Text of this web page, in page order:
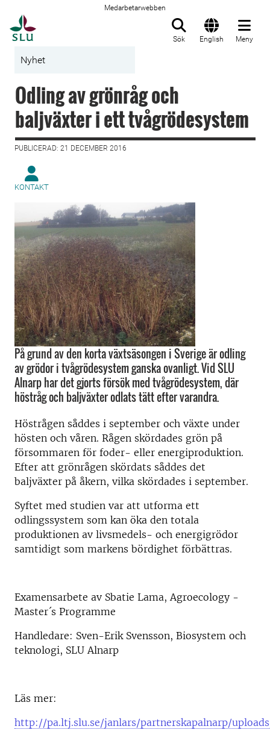
Medarbetarwebben
Sök English Meny
Nyhet
Odling av grönråg och
baljväxter i ett tvågrödesystem
PUBLICERAD: 21 DECEMBER 2016
KONTAKT
På grund av den korta växtsäsongen i Sverige är odling
av grödor i tvågrödesystem ganska ovanligt. Vid SLU
Alnarp har det gjorts försök med tvågrödesystem, där
höstråg och baljväxter odlats tätt efter varandra.
Höstrågen såddes i september och växte under
hösten och våren. Rågen skördades grön på
försommaren för foder- eller energiproduktion.
Efter att grönrågen skördats såddes det
baljväxter på åkern, vilka skördades i september.
Syftet med studien var att utforma ett
odlingssystem som kan öka den totala
produktionen av livsmedels- och energigrödor
samtidigt som markens bördighet förbättras.
Examensarbete av Sbatie Lama, Agroecology -
Master´s Programme
Handledare: Sven-Erik Svensson, Biosystem och
teknologi, SLU Alnarp
Läs mer:
http://pa.ltj.slu.se/janlars/partnerskapalnarp/